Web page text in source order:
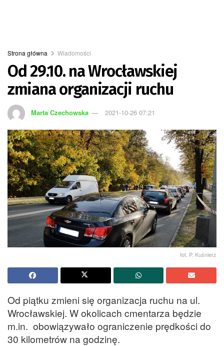
Strona główna Wiadomości
Od 29.10. na Wrocławskiej
zmiana organizacji ruchu
Marta Czechowska 2021-10-26 07:21
fot. P. Kuśnierz
Od piątku zmieni się organizacja ruchu na ul.
Wrocławskiej. W okolicach cmentarza będzie
m.in. obowiązywało ograniczenie prędkości do
30 kilometrów na godzinę.